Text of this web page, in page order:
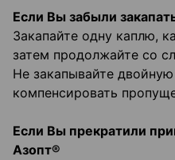
Если Вы забыли
Закапайте одну каплю,
затем продолжайте со
Не закапывайте
компенсировать
Если Вы прекратили
Азопт®